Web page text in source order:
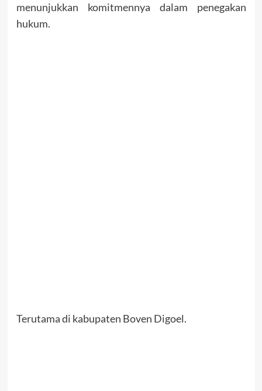
menunjukkan komitmennya dalam penegakan
hukum.
Terutama di kabupaten Boven Digoel.